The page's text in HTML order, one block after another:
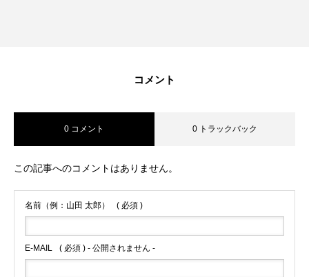
コメント
0 コメント 0 トラックバック
この記事へのコメントはありません。
名前（例：山田 太郎） ( 必須 )
E-MAIL ( 必須 ) - 公開されません -